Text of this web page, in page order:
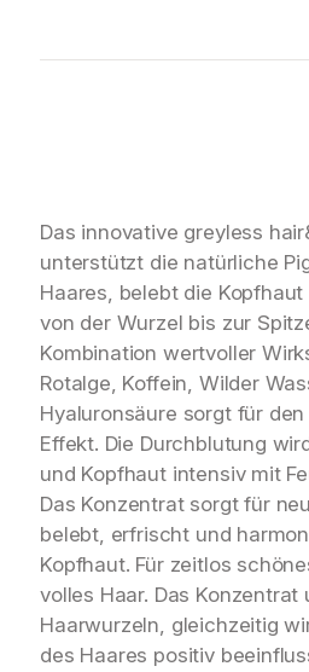
Das innovative greyless
unterstützt die natürliche
Haares, belebt die
von der Wurzel bis zur
Kombination wertvoller
Rotalge, Koffein, Wilder
Hyaluronsäure sorgt für
Effekt. Die Durchblutung
und Kopfhaut intensiv mit
Das Konzentrat sorgt für
belebt, erfrischt und
Kopfhaut. Für zeitlos
volles Haar. Das
Haarwurzeln, gleichzeitig
des Haares positiv